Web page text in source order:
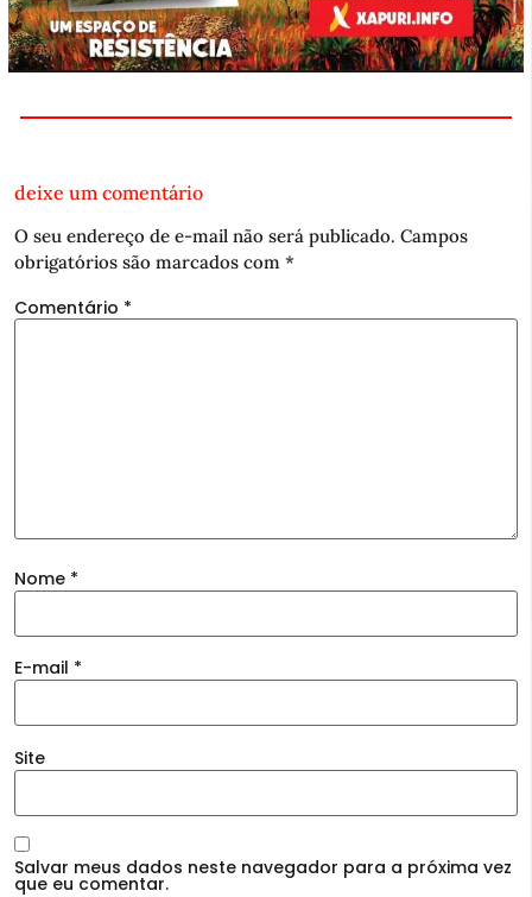
deixe um comentário
O seu endereço de e-mail não será publicado. Campos
obrigatórios são marcados com *
Comentário *
Nome *
E-mail *
Site
Salvar meus dados neste navegador para a próxima vez
que eu comentar.